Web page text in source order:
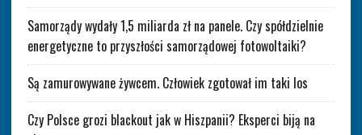
Samorządy wydały 1,5 miliarda zł na panele. Czy spółdzielnie
energetyczne to przyszłości samorządowej fotowoltaiki?
Są zamurowywane żywcem. Człowiek zgotował im taki los
Czy Polsce grozi blackout jak w Hiszpanii? Eksperci biją na